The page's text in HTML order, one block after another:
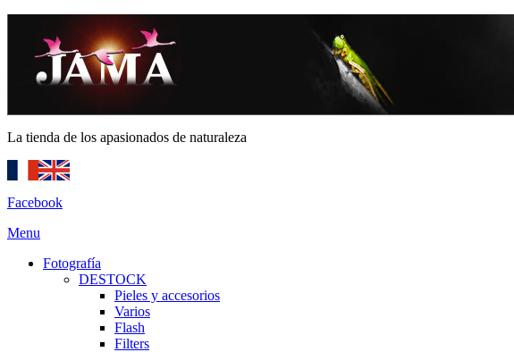
La tienda de los apasionados de naturaleza
Facebook
Menu
Fotografía
DESTOCK
Pieles y accesorios
Varios
Flash
Filters